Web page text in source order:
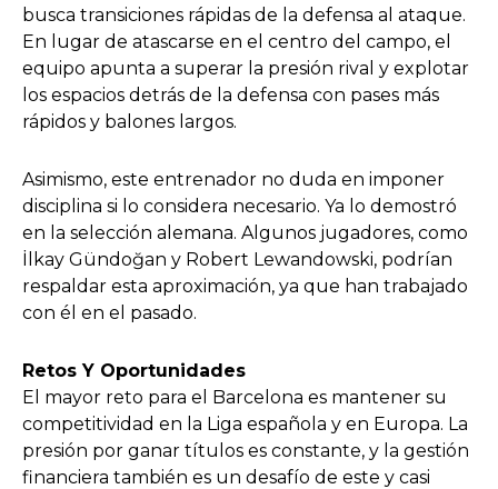
busca transiciones rápidas de la defensa al ataque.
En lugar de atascarse en el centro del campo, el
equipo apunta a superar la presión rival y explotar
los espacios detrás de la defensa con pases más
rápidos y balones largos.
Asimismo, este entrenador no duda en imponer
disciplina si lo considera necesario. Ya lo demostró
en la selección alemana. Algunos jugadores, como
İlkay Gündoğan y Robert Lewandowski, podrían
respaldar esta aproximación, ya que han trabajado
con él en el pasado.
Retos Y Oportunidades
El mayor reto para el Barcelona es mantener su
competitividad en la Liga española y en Europa. La
presión por ganar títulos es constante, y la gestión
financiera también es un desafío de este y casi